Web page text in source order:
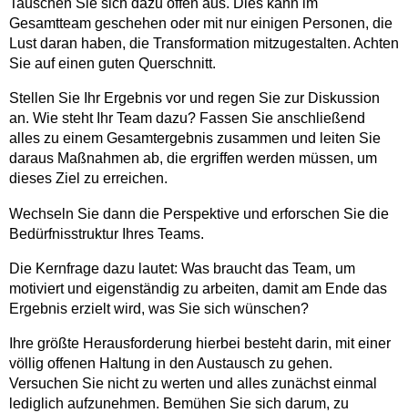
Gesamtteam geschehen oder mit nur einigen Personen, die
Lust daran haben, die Transformation mitzugestalten. Achten
Sie auf einen guten Querschnitt.
Stellen Sie Ihr Ergebnis vor und regen Sie zur Diskussion
an. Wie steht Ihr Team dazu? Fassen Sie anschließend
alles zu einem Gesamtergebnis zusammen und leiten Sie
daraus Maßnahmen ab, die ergriffen werden müssen, um
dieses Ziel zu erreichen.
Wechseln Sie dann die Perspektive und erforschen Sie die
Bedürfnisstruktur Ihres Teams.
Die Kernfrage dazu lautet: Was braucht das Team, um
motiviert und eigenständig zu arbeiten, damit am Ende das
Ergebnis erzielt wird, was Sie sich wünschen?
Ihre größte Herausforderung hierbei besteht darin, mit einer
völlig offenen Haltung in den Austausch zu gehen.
Versuchen Sie nicht zu werten und alles zunächst einmal
lediglich aufzunehmen. Bemühen Sie sich darum, zu